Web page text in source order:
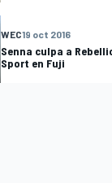
WEC19 oct 2016
Senna culpa a
Sport en Fuji